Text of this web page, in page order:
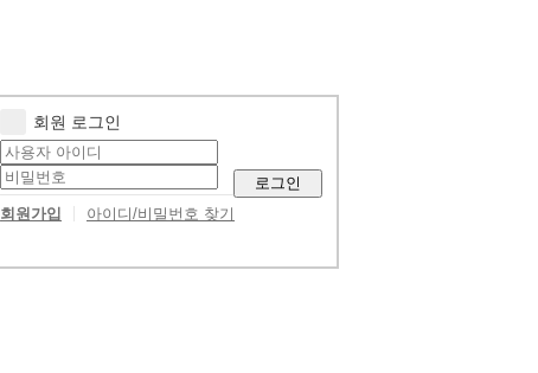
회원 로그인
로그인
회원가입
아이디/비밀번호 찾기